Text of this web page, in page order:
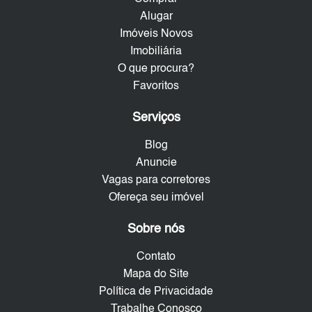
Alugar
Imóveis Novos
Imobiliária
O que procura?
Favoritos
Serviços
Blog
Anuncie
Vagas para corretores
Ofereça seu imóvel
Sobre nós
Contato
Mapa do Site
Política de Privacidade
Trabalhe Conosco